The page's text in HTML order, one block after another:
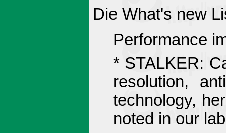
Die What's new
Performance
* STALKER:
resolution,
technology,
noted in our